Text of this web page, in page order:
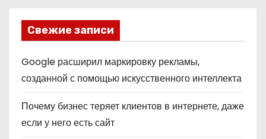
Свежие записи
Google расширил маркировку рекламы,
созданной с помощью искусственного интеллекта
Почему бизнес теряет клиентов в интернете, даже
если у него есть сайт